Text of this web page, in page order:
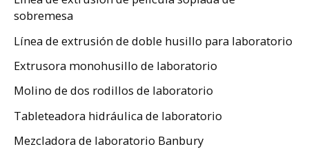
sobremesa
Línea de extrusión de doble husillo para laboratorio
Extrusora monohusillo de laboratorio
Molino de dos rodillos de laboratorio
Tableteadora hidráulica de laboratorio
Mezcladora de laboratorio Banbury